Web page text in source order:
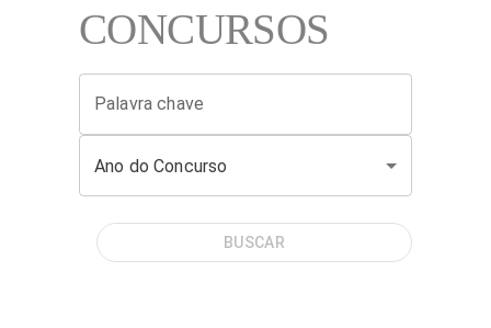
CONCURSOS
Palavra chave
Ano do Concurso
BUSCAR